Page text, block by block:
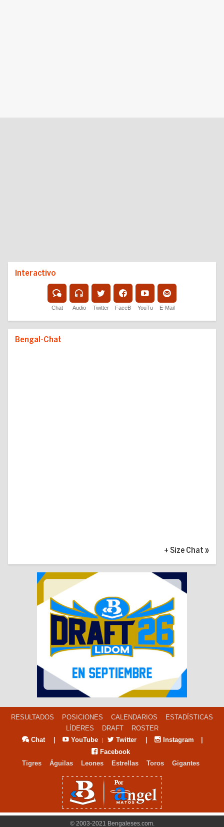
Interactivo
Chat Audio Twitter FaceB YouTu E-Mail
Bengal-Chat
+ Size Chat »
RESULTADOS POSICIONES CALENDARIOS
ESTADÍSTICAS
LÍDERES
DRAFT
ROSTER
Chat
YouTube | Twitter Instagram
Facebook
Tigres
Águilas Leones Estrellas Toros Gigantes
© 2003-2021 Bengaleses.com.